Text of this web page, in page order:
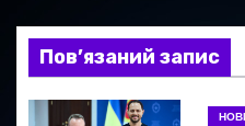
я
з
а
Пов’язаний запис